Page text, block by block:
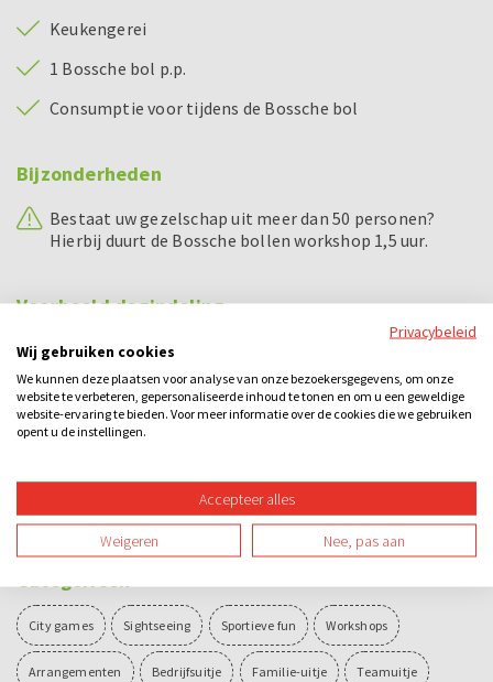
Keukengerei
1 Bossche bol p.p.
Consumptie voor tijdens de Bossche bol
Bijzonderheden
Bestaat uw gezelschap uit meer dan 50 personen?
Hierbij duurt de Bossche bollen workshop 1,5 uur.
Voorbeeld dagindeling
12.00 - 13.30 uur
13.45 - 14.00 uur
Uitleg Dollen met Bossche bollen
14.00 - 15.15 uur
16.00 - 16.15 uur
Bossche bol incl. consumptie
Categorieën
City games Sightseeing Sportieve fun Workshops
Arrangementen Bedrijfsuitje Familie-uitje Teamuitje
Privacybeleid
Wij gebruiken cookies
We kunnen deze plaatsen voor analyse van onze bezoekersgegevens, om onze
website te verbeteren, gepersonaliseerde inhoud te tonen en om u een geweldige
website-ervaring te bieden. Voor meer informatie over de cookies die we gebruiken
opent u de instellingen.
Accepteer alles
Weigeren Nee, pas aan